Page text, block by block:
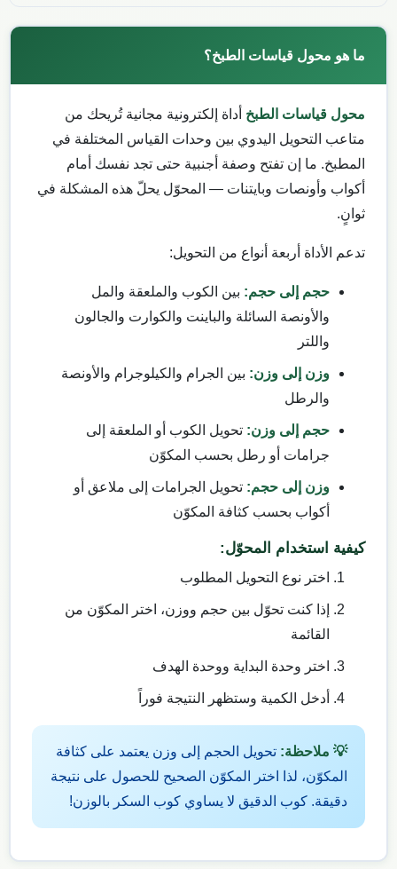
ما هو محول قياسات الطبخ؟
محول قياسات الطبخ أداة إلكترونية مجانية تُريحك من
متاعب التحويل اليدوي بين وحدات القياس المختلفة في
المطبخ. ما إن تفتح وصفة أجنبية حتى تجد نفسك أمام
أكواب وأونصات وبايتنات — المحوّل يحلّ هذه المشكلة في
ثوانٍ.
تدعم الأداة أربعة أنواع من التحويل:
حجم إلى حجم: بين الكوب والملعقة والمل
والأونصة السائلة والباينت والكوارت والجالون
واللتر
وزن إلى وزن: بين الجرام والكيلوجرام والأونصة
والرطل
حجم إلى وزن: تحويل الكوب أو الملعقة إلى
جرامات أو رطل بحسب المكوّن
وزن إلى حجم: تحويل الجرامات إلى ملاعق أو
أكواب بحسب كثافة المكوّن
كيفية استخدام المحوّل:
اختر نوع التحويل المطلوب
إذا كنت تحوّل بين حجم ووزن، اختر المكوّن من
القائمة
اختر وحدة البداية ووحدة الهدف
أدخل الكمية وستظهر النتيجة فوراً
💡 ملاحظة: تحويل الحجم إلى وزن يعتمد على كثافة
المكوّن، لذا اختر المكوّن الصحيح للحصول على نتيجة
دقيقة. كوب الدقيق لا يساوي كوب السكر بالوزن!